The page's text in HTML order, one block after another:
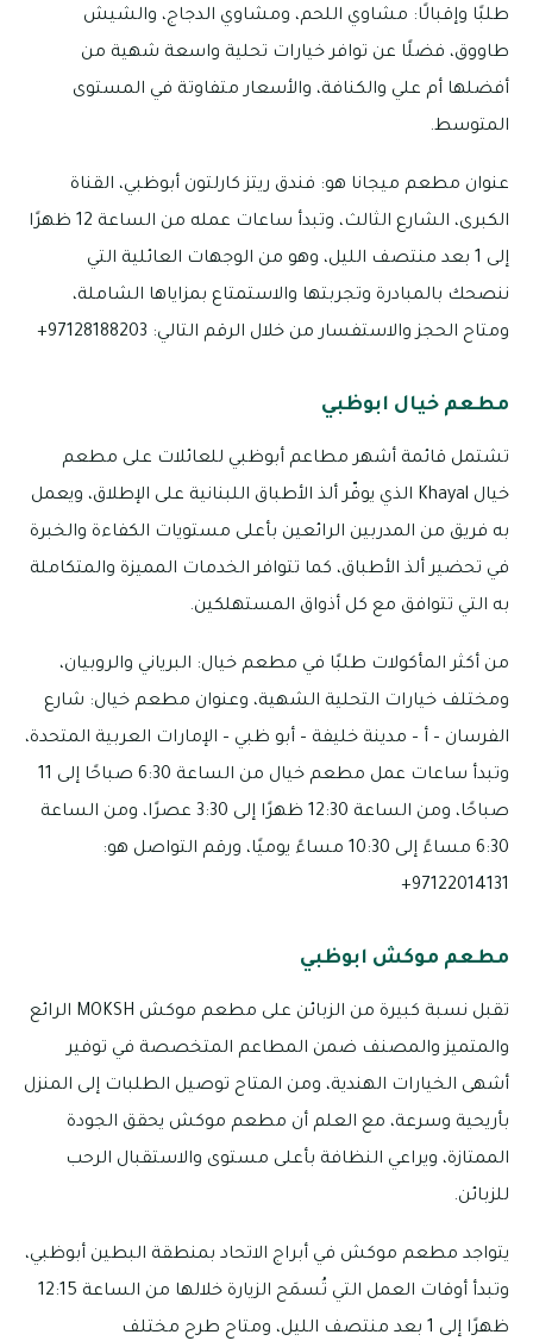
طلبًا وإقبالًا: مشاوي اللحم، ومشاوي الدجاج، والشيش
طاووق، فضلًا عن توافر خيارات تحلية واسعة شهية من
أفضلها أم علي والكنافة، والأسعار متفاوتة في المستوى
المتوسط.
عنوان مطعم ميجانا هو: فندق ريتز كارلتون أبوظبي، القناة
الكبرى، الشارع الثالث، وتبدأ ساعات عمله من الساعة 12 ظهرًا
إلى 1 بعد منتصف الليل، وهو من الوجهات العائلية التي
ننصحك بالمبادرة وتجربتها والاستمتاع بمزاياها الشاملة،
ومتاح الحجز والاستفسار من خلال الرقم التالي: 97128188203+
مطعم خيال ابوظبي
تشتمل قائمة أشهر مطاعم أبوظبي للعائلات على مطعم
خيال Khayal الذي يوفّر ألذ الأطباق اللبنانية على الإطلاق، ويعمل
به فريق من المدربين الرائعين بأعلى مستويات الكفاءة والخبرة
في تحضير ألذ الأطباق، كما تتوافر الخدمات المميزة والمتكاملة
به التي تتوافق مع كل أذواق المستهلكين.
من أكثر المأكولات طلبًا في مطعم خيال: البرياني والروبيان،
ومختلف خيارات التحلية الشهية، وعنوان مطعم خيال: شارع
الفرسان – أ – مدينة خليفة – أبو ظبي – الإمارات العربية المتحدة،
وتبدأ ساعات عمل مطعم خيال من الساعة 6:30 صباحًا إلى 11
صباحًا، ومن الساعة 12:30 ظهرًا إلى 3:30 عصرًا، ومن الساعة
6:30 مساءً إلى 10:30 مساءً يوميًا، ورقم التواصل هو:
97122014131+
مطعم موكش ابوظبي
تقبل نسبة كبيرة من الزبائن على مطعم موكش MOKSH الرائع
والمتميز والمصنف ضمن المطاعم المتخصصة في توفير
أشهى الخيارات الهندية، ومن المتاح توصيل الطلبات إلى المنزل
بأريحية وسرعة، مع العلم أن مطعم موكش يحقق الجودة
الممتازة، ويراعي النظافة بأعلى مستوى والاستقبال الرحب
للزبائن.
يتواجد مطعم موكش في أبراج الاتحاد بمنطقة البطين أبوظبي،
وتبدأ أوقات العمل التي تُسمَح الزيارة خلالها من الساعة 12:15
ظهرًا إلى 1 بعد منتصف الليل، ومتاح طرح مختلف